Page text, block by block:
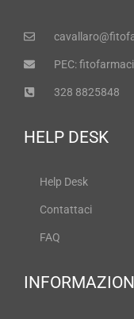
PEC:
328 8825848
HELP DESK
Help Desk
Contattaci
FAQ